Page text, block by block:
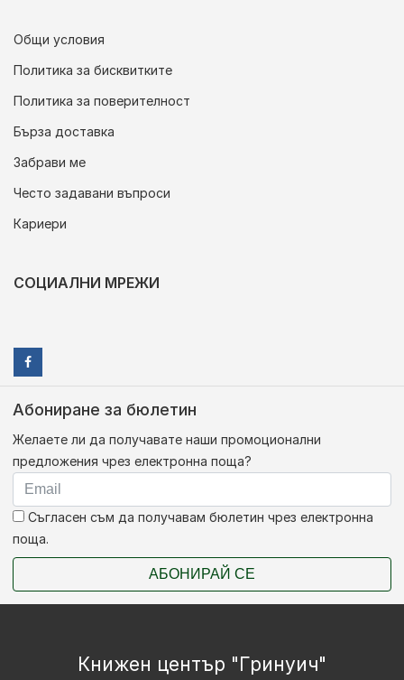
Общи условия
Политика за бисквитките
Политика за поверителност
Бърза доставка
Забрави ме
Често задавани въпроси
Кариери
СОЦИАЛНИ МРЕЖИ
Абониране за бюлетин
Желаете ли да получавате наши промоционални
предложения чрез електронна поща?
Съгласен съм да получавам бюлетин чрез електронна
поща.
АБОНИРАЙ СЕ
Книжен център "Гринуич"